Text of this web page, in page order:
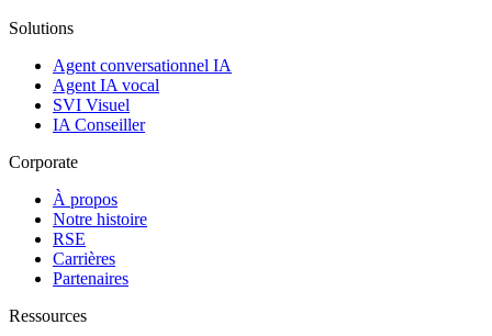
Solutions
Agent conversationnel IA
Agent IA vocal
SVI Visuel
IA Conseiller
Corporate
À propos
Notre histoire
RSE
Carrières
Partenaires
Ressources